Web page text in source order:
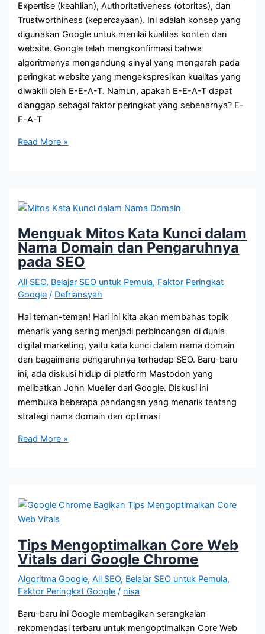
Expertise (keahlian), Authoritativeness (otoritas), dan
Trustworthiness (kepercayaan). Ini adalah konsep yang
digunakan Google untuk menilai kualitas konten dan
website. Google telah mengkonfirmasi bahwa
algoritmenya mengandung sinyal yang mengarah pada
peringkat website yang mengekspresikan kualitas yang
diwakili oleh E-E-A-T. Namun, apakah E-E-A-T dapat
dianggap sebagai faktor peringkat yang sebenarnya? E-
E-A-T
Apa
Ini
Mempengaruhi
Peringkat?
Read More »
Menguak Mitos Kata Kunci dalam
Nama Domain dan Pengaruhnya
pada SEO
All SEO, Belajar SEO untuk Pemula, Faktor Peringkat
Google / Defriansyah
Hai teman-teman! Hari ini kita akan membahas topik
menarik yang sering menjadi perbincangan di dunia
digital marketing, yaitu kata kunci dalam nama domain
dan bagaimana pengaruhnya terhadap SEO. Baru-baru
ini, ada diskusi hidup di platform Mastodon yang
melibatkan John Mueller dari Google. Diskusi ini
membuka beberapa pandangan yang menarik tentang
strategi nama domain dan optimasi
Menguak
Nama
Domain
dan
Pengaruhnya
pada
SEO
Read More »
Tips Mengoptimalkan Core Web
Vitals dari Google Chrome
Algoritma Google,All SEO, Belajar SEO untuk Pemula,
Faktor Peringkat Google / nisa
Baru-baru ini Google membagikan serangkaian
rekomendasi terbaru untuk mengoptimalkan Core Web